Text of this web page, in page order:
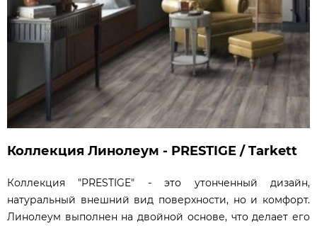
Коллекция Линолеум - PRESTIGE / Tarkett
Коллекция "PRESTIGE" - это утонченный дизайн,
натуральный внешний вид поверхности, но и комфорт.
Линолеум выполнен на двойной основе, что делает его